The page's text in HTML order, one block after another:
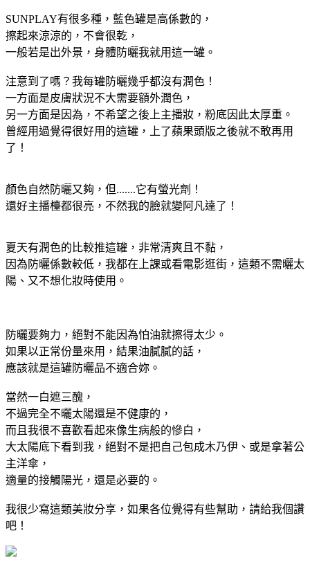
SUNPLAY有很多種，藍色罐是高係數的，
擦起來涼涼的，不會很乾，
一般若是出外景，身體防曬我就用這一罐。
注意到了嗎？我每罐防曬幾乎都沒有潤色！
一方面是皮膚狀況不大需要額外潤色，
另一方面是因為，不希望之後上主播妝，粉底因此太厚重。
曾經用過覺得很好用的這罐，上了蘋果頭版之後就不敢再用
了！
顏色自然防曬又夠，但.......它有螢光劑！
還好主播檯都很亮，不然我的臉就變阿凡達了！
夏天有潤色的比較推這罐，非常清爽且不黏，
因為防曬係數較低，我都在上課或看電影逛街，這類不需曬太
陽、又不想化妝時使用。
防曬要夠力，絕對不能因為怕油就擦得太少。
如果以正常份量來用，結果油膩膩的話，
應該就是這罐防曬品不適合妳。
當然一白遮三醜，
不過完全不曬太陽還是不健康的，
而且我很不喜歡看起來像生病般的慘白，
大太陽底下看到我，絕對不是把自己包成木乃伊、或是拿著公
主洋傘，
適量的接觸陽光，還是必要的。
我很少寫這類美妝分享，如果各位覺得有些幫助，請給我個讚
吧！